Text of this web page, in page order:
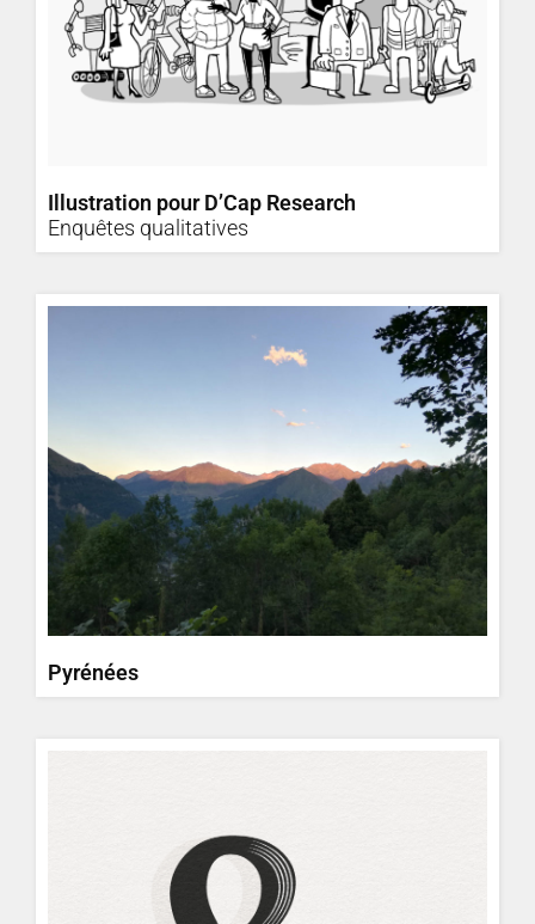
Illustration pour D’Cap Research
Enquêtes qualitatives
Pyrénées